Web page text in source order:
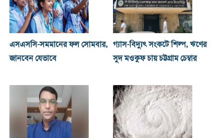
এসএসসি-সমমানের ফল সোমবার,
জানবেন যেভাবে
গ্যাস-বিদ্যুৎ সংকটে শিল্প, ঋণের
সুদ মওকুফ চায় চট্টগ্রাম চেম্বার